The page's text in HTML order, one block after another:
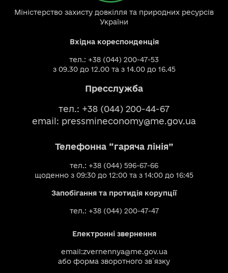
Міністерство захисту довкілля та природних ресурсів
України
Вхідна кореспонденція
тел.: +38 (044) 200-47-53
з 09.30 до 12.00 та з 14.00 до 16.45
Пресслужба
тел.: +38 (044) 200-44-67
email: pressmineconomy@me.gov.ua
Телефонна “гаряча лінія”
тел.: +38 (044) 596-67-66
щоденно з 09:30 до 12:00 та з 14:00 до 16:45
Запобігання та протидія корупції
тел.: +38 (044) 200-47-47
Електронні звернення
email:zvernennya@me.gov.ua
або форма зворотного зв`язку